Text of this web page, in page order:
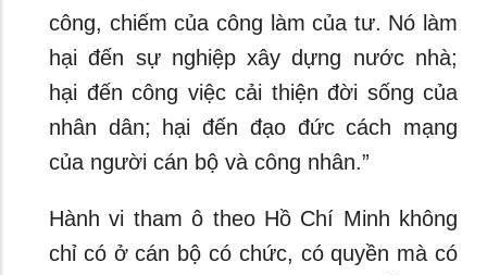
công, chiếm của công làm của tư. Nó làm
hại đến sự nghiệp xây dựng nước nhà;
hại đến công việc cải thiện đời sống của
nhân dân; hại đến đạo đức cách mạng
của người cán bộ và công nhân.”
Hành vi tham ô theo Hồ Chí Minh không
chỉ có ở cán bộ có chức, có quyền mà có